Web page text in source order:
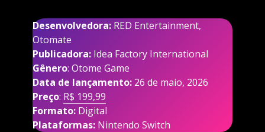
Desenvolvedora:RED Entertainment,
Otomate
Publicadora: Idea Factory International
Gênero: Otome Game
Data de lançamento:26 de maio, 2026
Preço: R$ 199,99
Formato: Digital
Plataformas:Nintendo Switch